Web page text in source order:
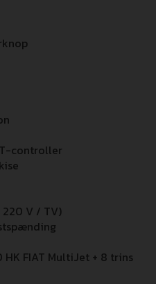
controller
V / TV)
HK FIAT MultiJet + 8 trins